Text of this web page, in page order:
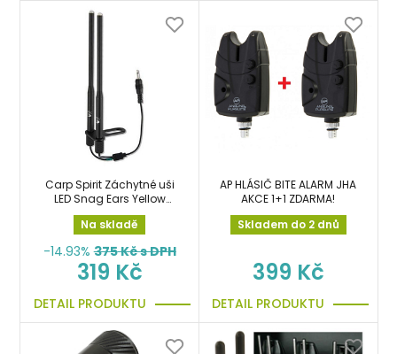
Carp Spirit Záchytné uši
LED Snag Ears Yellow
svítící
Na skladě
-14.93% 375Kč s DPH
319 Kč
DETAIL PRODUKTU
AP HLÁSIČ BITE ALARM JHA
AKCE 1+1 ZDARMA!
Skladem do 2 dnů
399 Kč
DETAIL PRODUKTU